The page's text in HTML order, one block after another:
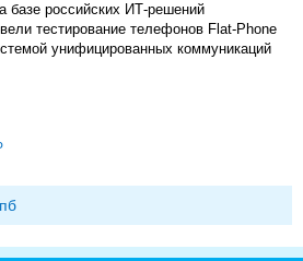
базе российских ИТ-решений
тестирование телефонов Flat-Phone
унифицированных коммуникаций